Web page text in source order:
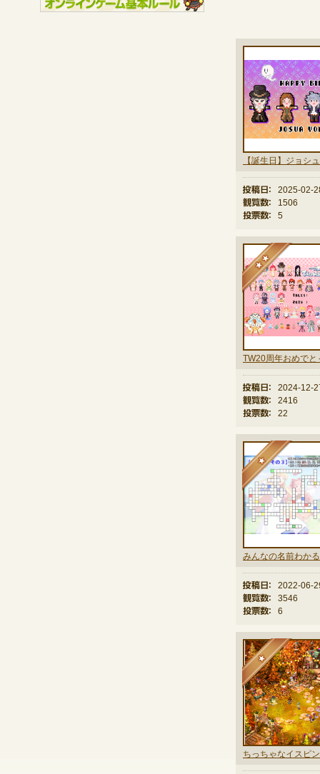
【誕生日】ジョシ
投稿日：
2025-02-
観覧数：
1506
投票数：
5
TW20周年おめでと
投稿日：
2024-12-
観覧数：
2416
投票数：
22
投稿日：
2022-06-
観覧数：
3546
投票数：
6
ちっちゃなイスピ
★